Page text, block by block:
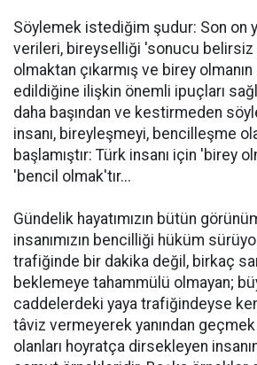
Söylemek istediğim şudur: Son on
verileri, bireyselliği 'sonucu
olmaktan çıkarmış ve birey olmanın
edildiğine ilişkin önemli ipuçları
daha başından ve kestirmeden
insanı, bireyleşmeyi, bencilleşme
başlamıştır: Türk insanı için 'birey
'bencil olmak'tır...
Gündelik hayatımızın bütün
insanımızın bencilliği hüküm
trafiğinde bir dakika değil, birkaç
beklemeye tahammülü olmayan;
caddelerdeki yaya trafiğindeyse
tâviz vermeyerek yanından
olanları hoyratça dirsekleyen